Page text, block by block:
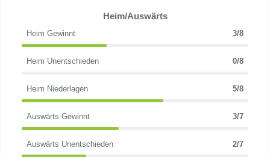
Heim/Auswärts
Heim Gewinnt 3/8
Heim Unentschieden 0/8
Heim Niederlagen 5/8
Auswärts Gewinnt 3/7
Auswärts Unentschieden 2/7